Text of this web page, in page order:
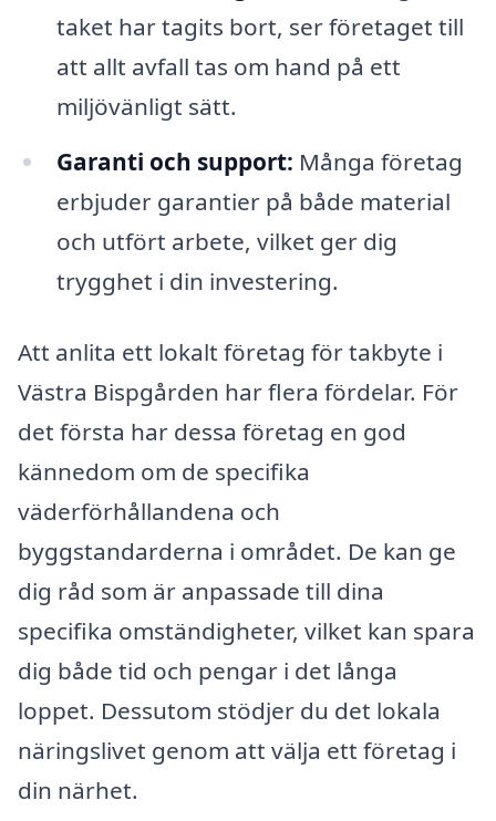
taket har tagits bort, ser företaget till
att allt avfall tas om hand på ett
miljövänligt sätt.
Garanti och support: Många företag
erbjuder garantier på både material
och utfört arbete, vilket ger dig
trygghet i din investering.
Att anlita ett lokalt företag för takbyte i
Västra Bispgården har flera fördelar. För
det första har dessa företag en god
kännedom om de specifika
väderförhållandena och
byggstandarderna i området. De kan ge
dig råd som är anpassade till dina
specifika omständigheter, vilket kan spara
dig både tid och pengar i det långa
loppet. Dessutom stödjer du det lokala
näringslivet genom att välja ett företag i
din närhet.